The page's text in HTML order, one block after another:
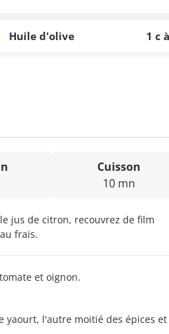
Huile d'olive 1 c
Cuisson
10 mn
jus de citron, recouvrez de film
frais.
et oignon.
yaourt, l'autre moitié des épices et